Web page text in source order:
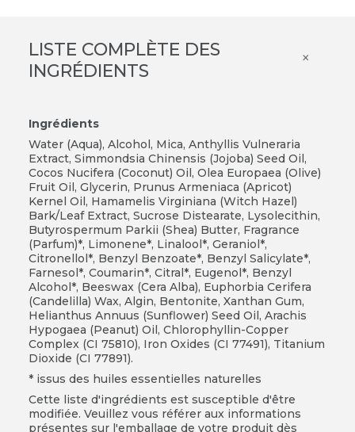
LISTE COMPLÈTE DES
INGRÉDIENTS
×
Ingrédients
Water (Aqua), Alcohol, Mica, Anthyllis Vulneraria
Extract, Simmondsia Chinensis (Jojoba) Seed Oil,
Cocos Nucifera (Coconut) Oil, Olea Europaea (Olive)
Fruit Oil, Glycerin, Prunus Armeniaca (Apricot)
Kernel Oil, Hamamelis Virginiana (Witch Hazel)
Bark/Leaf Extract, Sucrose Distearate, Lysolecithin,
Butyrospermum Parkii (Shea) Butter, Fragrance
(Parfum)*, Limonene*, Linalool*, Geraniol*,
Citronellol*, Benzyl Benzoate*, Benzyl Salicylate*,
Farnesol*, Coumarin*, Citral*, Eugenol*, Benzyl
Alcohol*, Beeswax (Cera Alba), Euphorbia Cerifera
(Candelilla) Wax, Algin, Bentonite, Xanthan Gum,
Helianthus Annuus (Sunflower) Seed Oil, Arachis
Hypogaea (Peanut) Oil, Chlorophyllin-Copper
Complex (CI 75810), Iron Oxides (CI 77491), Titanium
Dioxide (CI 77891).
* issus des huiles essentielles naturelles
Cette liste d'ingrédients est susceptible d'être
modifiée. Veuillez vous référer aux informations
présentes sur l'emballage de votre produit dès